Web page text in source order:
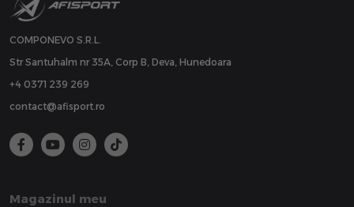
COMPONEVO S.R.L.
Str Santuhalm nr 35A, Corp B, Deva, Hunedoara
+4 0371 239 269
contact@afisport.ro
Magazinul meu